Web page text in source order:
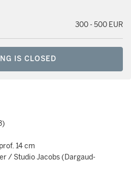
300 - 500 EUR
IS CLOSED
14 cm
/ Studio Jacobs (Dargaud-